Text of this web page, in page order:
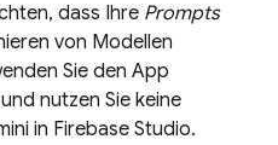
dass Ihre Prompts
von Modellen
Sie den App
nutzen Sie keine
in Firebase Studio.